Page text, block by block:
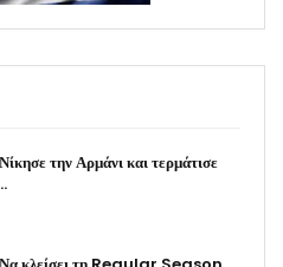
την Αρμάνι και τερμάτισε